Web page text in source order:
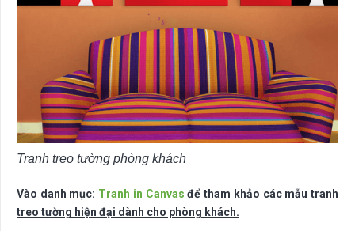
Tranh treo tường phòng khách
Vào danh mục: Tranh in Canvas để tham khảo các mẫu tranh
treo tường hiện đại dành cho phòng khách.